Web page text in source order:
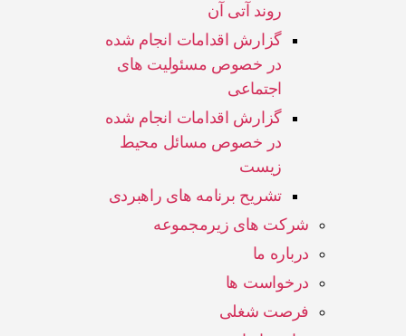
روند آتی آن
گزارش اقدامات انجام شده
در خصوص مسئولیت های
اجتماعی
گزارش اقدامات انجام شده
در خصوص مسائل محیط
زیست
تشریح برنامه های راهبردی
شرکت های زیرمجموعه
درباره ما
درخواست ها
فرصت شغلی